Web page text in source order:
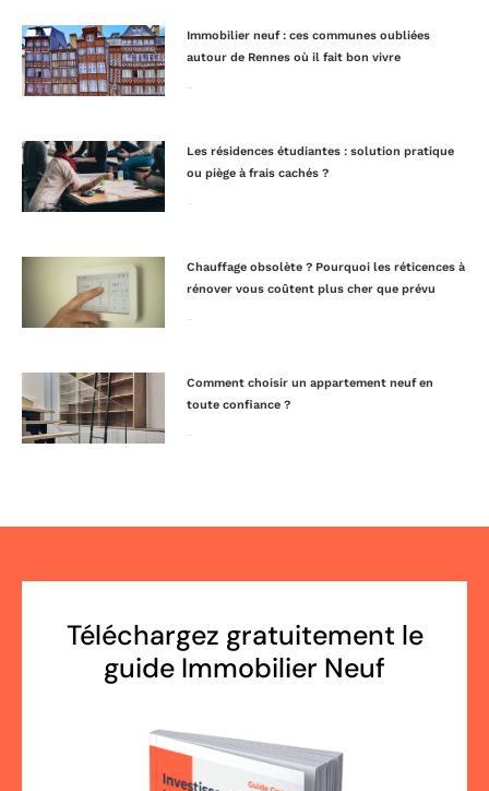
Immobilier neuf : ces communes oubliées
autour de Rennes où il fait bon vivre
Les résidences étudiantes : solution pratique
ou piège à frais cachés ?
Chauffage obsolète ? Pourquoi les réticences à
rénover vous coûtent plus cher que prévu
Comment choisir un appartement neuf en
toute confiance ?
Téléchargez gratuitement le
guide Immobilier Neuf